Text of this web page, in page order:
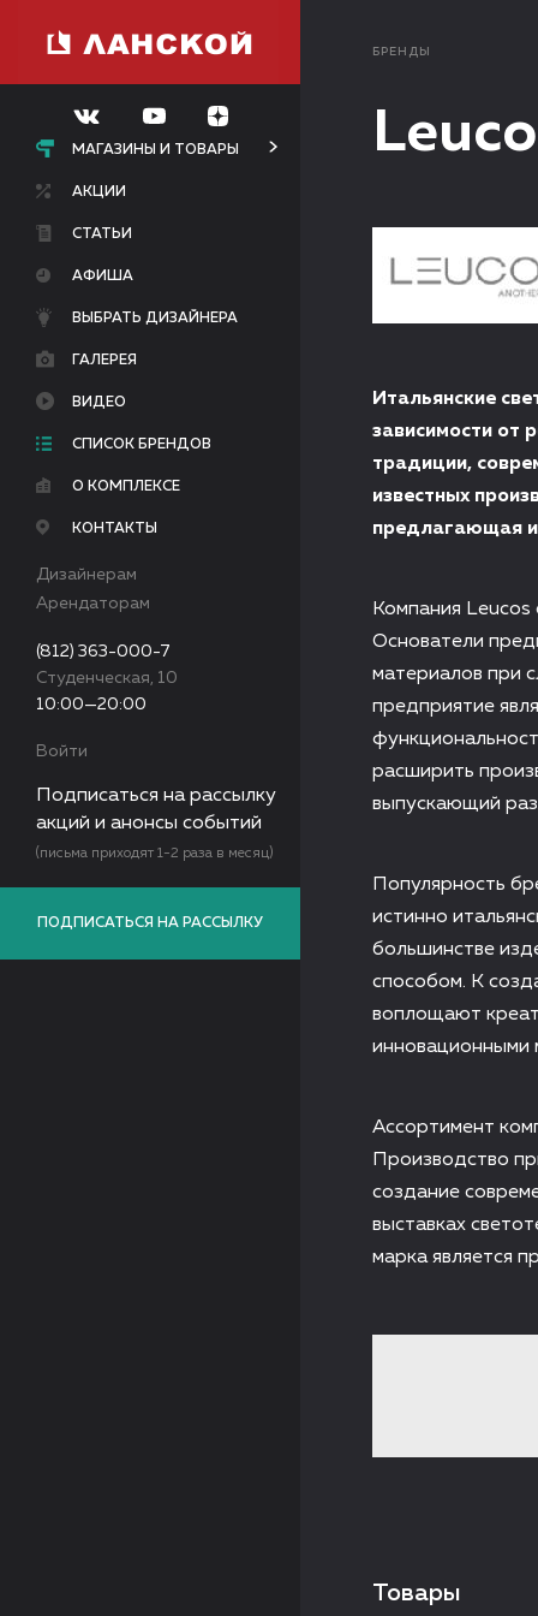
МАГАЗИНЫ И ТОВАРЫ
АКЦИИ
СТАТЬИ
АФИША
ВЫБРАТЬ ДИЗАЙНЕРА
ГАЛЕРЕЯ
ВИДЕО
СПИСОК БРЕНДОВ
О КОМПЛЕКСЕ
КОНТАКТЫ
Дизайнерам
Арендаторам
(812) 363-000-7
Студенческая, 10
10:00—20:00
Войти
Подписаться на рассылку
акций и анонсы событий
(письма приходят 1-2 раза в месяц)
ПОДПИСАТЬСЯ НА РАССЫЛКУ
БРЕНДЫ
Итальянские
зависимости от
традиции,
известных
предлагающая
Компания
Основатели
материалов при
предприятие
расширить
выпускающий
Популярность
истинно
большинстве
способом. К
воплощают
инновационными
Ассортимент
Производство
создание
выставках
марка является
Товары